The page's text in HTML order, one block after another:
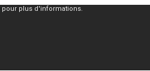
pour plus d'informations.